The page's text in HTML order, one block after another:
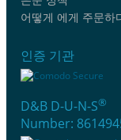
어떻게 에게 주문하
인증 기관
D&B D-U-N-S®
Number: